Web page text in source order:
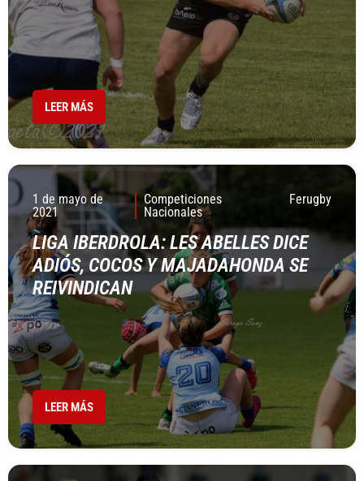
LEER MÁS
1 de mayo de
2021
Competiciones
Nacionales
Ferugby
LIGA IBERDROLA: LES ABELLES DICE
ADIÓS, COCOS Y MAJADAHONDA SE
REIVINDICAN
LEER MÁS